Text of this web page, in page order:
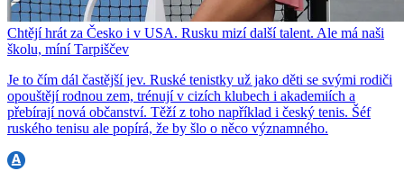
Chtějí hrát za Česko i v USA. Rusku mizí další talent. Ale má naši
školu, míní Tarpiščev
Je to čím dál častější jev. Ruské tenistky už jako děti se svými rodiči
opouštějí rodnou zem, trénují v cizích klubech i akademiích a
přebírají nová občanství. Těží z toho například i český tenis. Šéf
ruského tenisu ale popírá, že by šlo o něco významného.